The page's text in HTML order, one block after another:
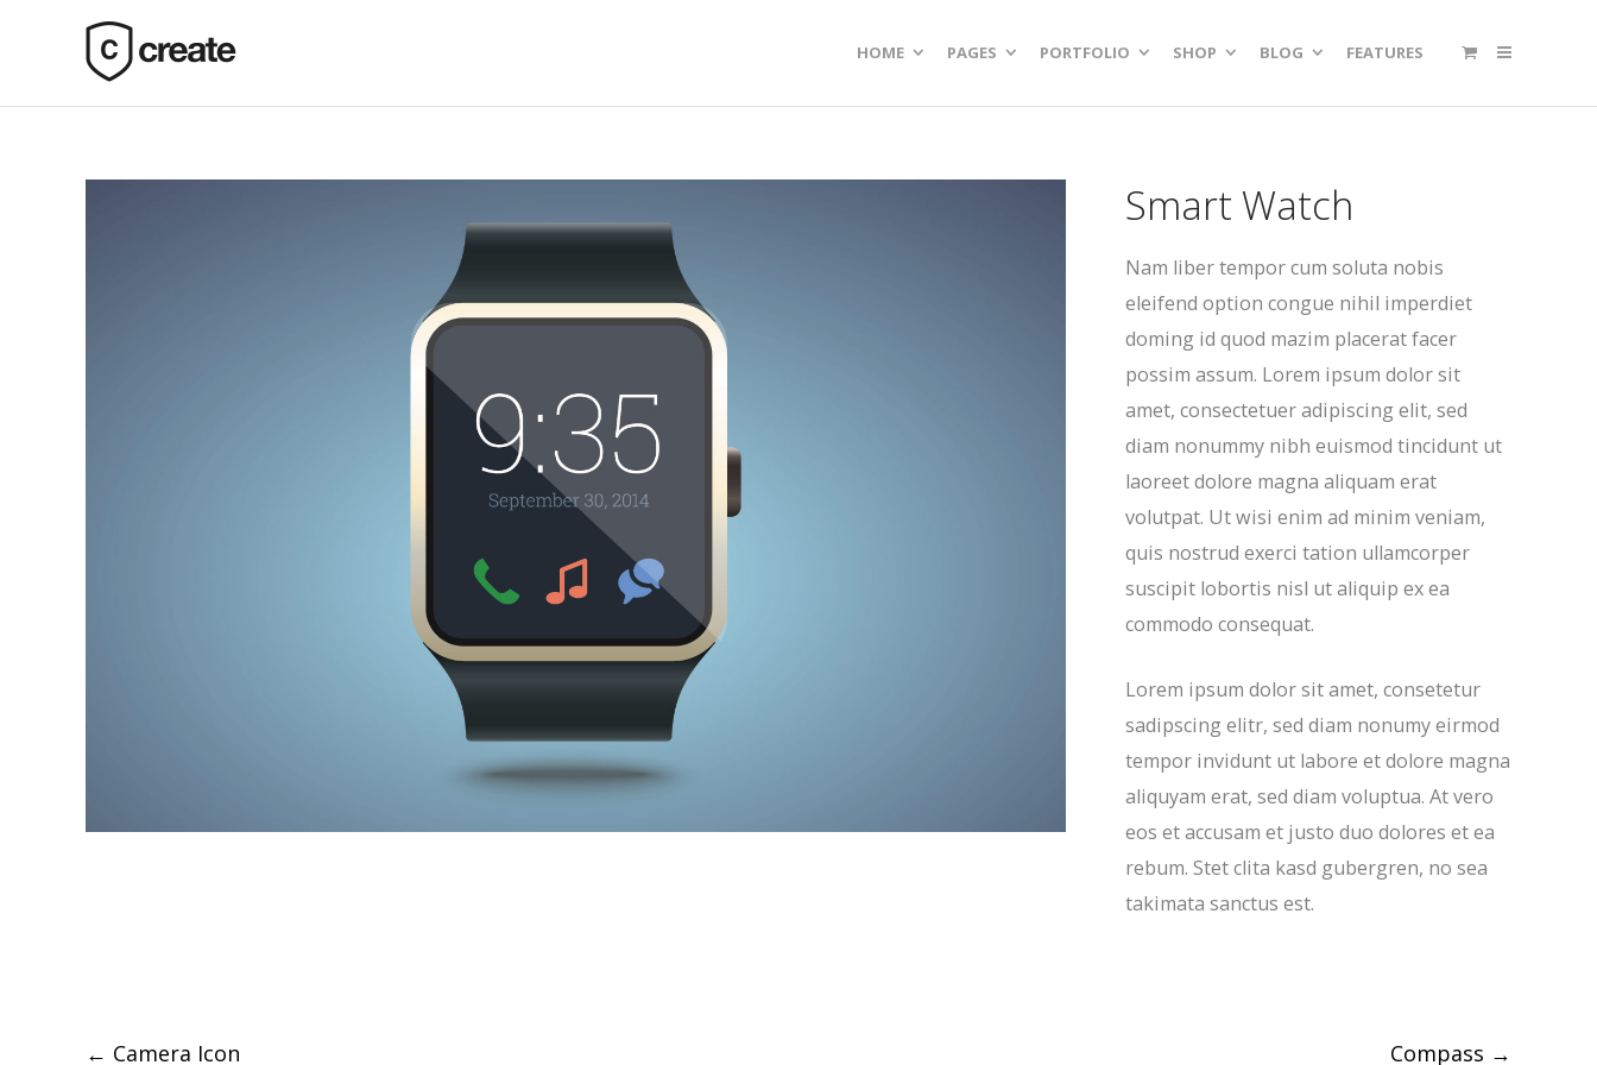
HOME PAGES PORTFOLIO SHOP BLOG FEATURES
Smart Watch
Nam liber tempor cum soluta nobis
eleifend option congue nihil imperdiet
doming id quod mazim placerat facer
possim assum. Lorem ipsum dolor sit
amet, consectetuer adipiscing elit, sed
diam nonummy nibh euismod tincidunt ut
laoreet dolore magna aliquam erat
volutpat. Ut wisi enim ad minim veniam,
quis nostrud exerci tation ullamcorper
suscipit lobortis nisl ut aliquip ex ea
commodo consequat.
Lorem ipsum dolor sit amet, consetetur
sadipscing elitr, sed diam nonumy eirmod
tempor invidunt ut labore et dolore magna
aliquyam erat, sed diam voluptua. At vero
eos et accusam et justo duo dolores et ea
rebum. Stet clita kasd gubergren, no sea
takimata sanctus est.
← Camera Icon Compass →